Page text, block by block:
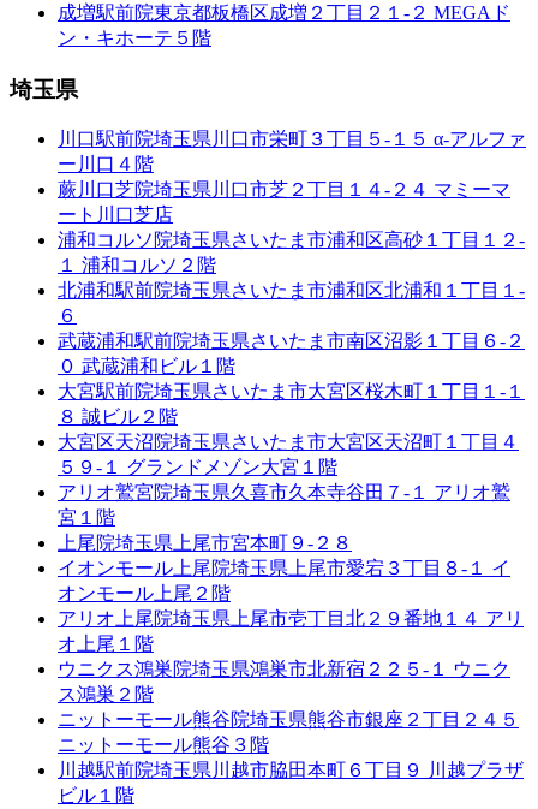
成増駅前院東京都板橋区成増２丁目２１-２ MEGAド
ン・キホーテ５階
埼玉県
川口駅前院埼玉県川口市栄町３丁目５-１５ α-アルファ
ー川口４階
蕨川口芝院埼玉県川口市芝２丁目１４-２４ マミーマ
ート川口芝店
浦和コルソ院埼玉県さいたま市浦和区高砂１丁目１２-
１ 浦和コルソ２階
北浦和駅前院埼玉県さいたま市浦和区北浦和１丁目１-
６
武蔵浦和駅前院埼玉県さいたま市南区沼影１丁目６-２
０ 武蔵浦和ビル１階
大宮駅前院埼玉県さいたま市大宮区桜木町１丁目１-１
８ 誠ビル２階
大宮区天沼院埼玉県さいたま市大宮区天沼町１丁目４
５９-１ グランドメゾン大宮１階
アリオ鷲宮院埼玉県久喜市久本寺谷田７-１ アリオ鷲
宮１階
上尾院埼玉県上尾市宮本町９-２８
イオンモール上尾院埼玉県上尾市愛宕３丁目８-１ イ
オンモール上尾２階
アリオ上尾院埼玉県上尾市壱丁目北２９番地１４ アリ
オ上尾１階
ウニクス鴻巣院埼玉県鴻巣市北新宿２２５-１ ウニク
ス鴻巣２階
ニットーモール熊谷院埼玉県熊谷市銀座２丁目２４５
ニットーモール熊谷３階
川越駅前院埼玉県川越市脇田本町６丁目９ 川越プラザ
ビル１階